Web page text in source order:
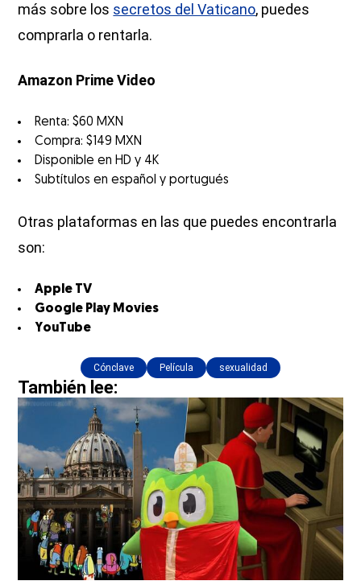
más sobre los secretos del Vaticano, puedes
comprarla o rentarla.
Amazon Prime Video
Renta: $60 MXN
Compra: $149 MXN
Disponible en HD y 4K
Subtítulos en español y portugués
Otras plataformas en las que puedes encontrarla
son:
Apple TV
Google Play Movies
YouTube
Cónclave Película sexualidad
También lee: